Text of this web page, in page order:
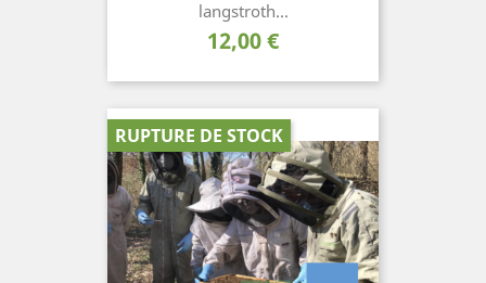
langstroth...
Prix
12,00 €
RUPTURE DE STOCK